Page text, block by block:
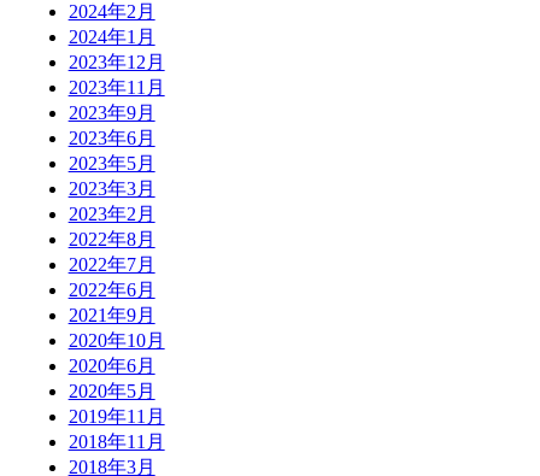
2024年2月
2024年1月
2023年12月
2023年11月
2023年9月
2023年6月
2023年5月
2023年3月
2023年2月
2022年8月
2022年7月
2022年6月
2021年9月
2020年10月
2020年6月
2020年5月
2019年11月
2018年11月
2018年3月